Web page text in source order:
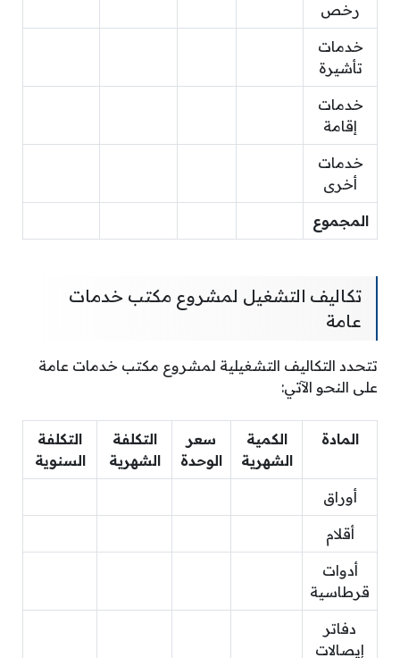
رخص
خدمات
تأشيرة
خدمات
إقامة
خدمات
أخرى
المجموع
تكاليف التشغيل لمشروع مكتب خدمات
عامة
تتحدد التكاليف التشغيلية لمشروع مكتب خدمات عامة
على النحو الآتي:
المادة
الكمية
الشهرية
سعر
الوحدة
التكلفة
الشهرية
التكلفة
السنوية
أوراق
أقلام
أدوات
قرطاسية
دفاتر
إيصالات